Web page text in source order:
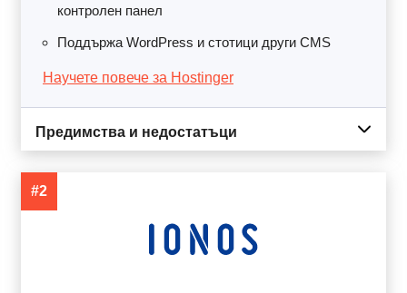
контролен панел
Поддържа WordPress и стотици други CMS
Научете повече за Hostinger
Предимства и недостатъци
#2